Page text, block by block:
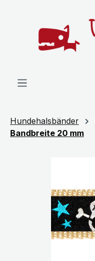
Hundehalsbänder
Bandbreite 20 mm